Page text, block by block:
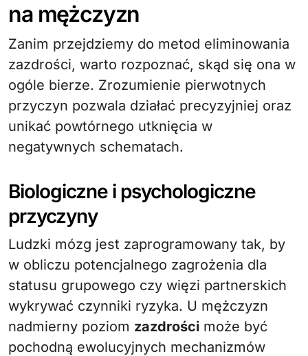
na mężczyzn
Zanim przejdziemy do metod eliminowania
zazdrości, warto rozpoznać, skąd się ona w
ogóle bierze. Zrozumienie pierwotnych
przyczyn pozwala działać precyzyjniej oraz
unikać powtórnego utknięcia w
negatywnych schematach.
Biologiczne i psychologiczne
przyczyny
Ludzki mózg jest zaprogramowany tak, by
w obliczu potencjalnego zagrożenia dla
statusu grupowego czy więzi partnerskich
wykrywać czynniki ryzyka. U mężczyzn
nadmierny poziom zazdrości może być
pochodną ewolucyjnych mechanizmów